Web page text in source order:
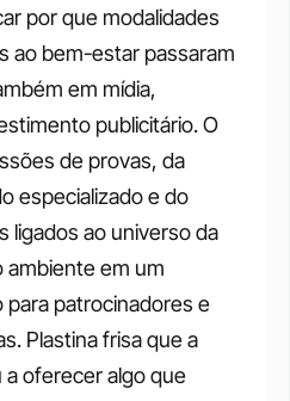
por que modalidades
ao bem-estar passaram
em mídia,
publicitário. O
de provas, da
especializado e do
ligados ao universo da
em um
patrocinadores e
Plastina frisa que a
a oferecer algo que